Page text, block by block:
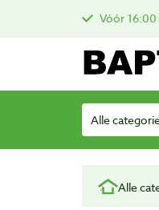
Vóór 16:00
Alle
Alle